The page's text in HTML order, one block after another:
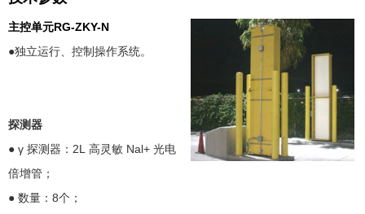
主控单元RG-ZKY-N
●独立运行、控制操作系统。
探测器
● γ 探测器：2L 高灵敏 Nal+ 光电
倍增管；
● 数量：8个；